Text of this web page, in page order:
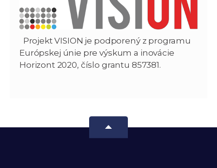
Projekt VISION je podporený z programu
Európskej únie pre výskum a inovácie
Horizont 2020, číslo grantu 857381.